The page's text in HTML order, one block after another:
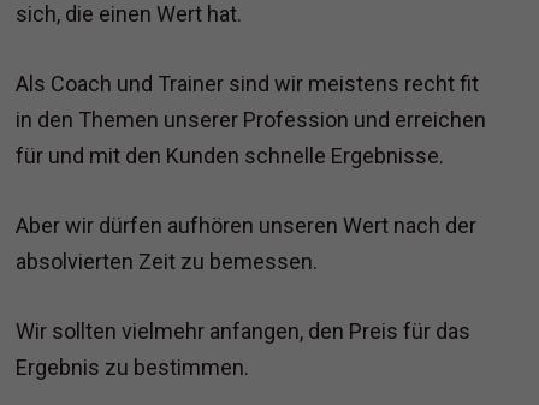
sich, die einen Wert hat.
Als Coach und Trainer sind wir meistens recht fit
in den Themen unserer Profession und erreichen
für und mit den Kunden schnelle Ergebnisse.
Aber wir dürfen aufhören unseren Wert nach der
absolvierten Zeit zu bemessen.
Wir sollten vielmehr anfangen, den Preis für das
Ergebnis zu bestimmen.